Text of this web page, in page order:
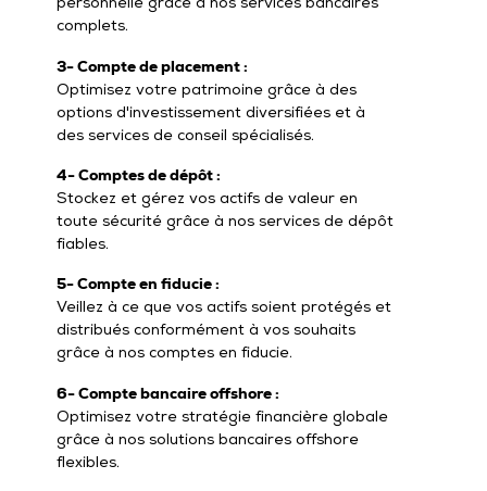
personnelle grâce à nos services bancaires
complets.
3- Compte de placement :
Optimisez votre patrimoine grâce à des
options d'investissement diversifiées et à
des services de conseil spécialisés.
4- Comptes de dépôt :
Stockez et gérez vos actifs de valeur en
toute sécurité grâce à nos services de dépôt
fiables.
5- Compte en fiducie :
Veillez à ce que vos actifs soient protégés et
distribués conformément à vos souhaits
grâce à nos comptes en fiducie.
6- Compte bancaire offshore :
Optimisez votre stratégie financière globale
grâce à nos solutions bancaires offshore
flexibles.